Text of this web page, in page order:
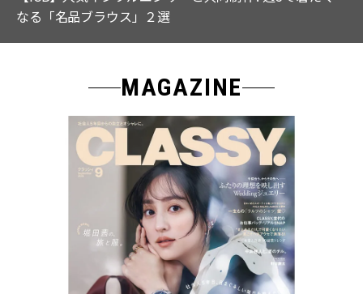
なる「名品ブラウス」２選
MAGAZINE